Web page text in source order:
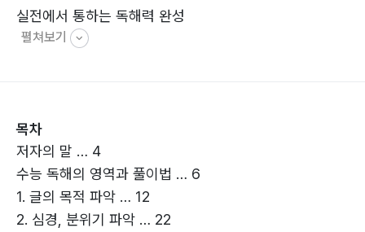
실전에서 통하는 독해력 완성
빠르게 읽고, 정확히 판단하고, 흔들림 없이 정답을 고른
펼쳐보기
목차
저자의 말 … 4
수능 독해의 영역과 풀이법 … 6
1. 글의 목적 파악 … 12
2. 심경, 분위기 파악 … 22